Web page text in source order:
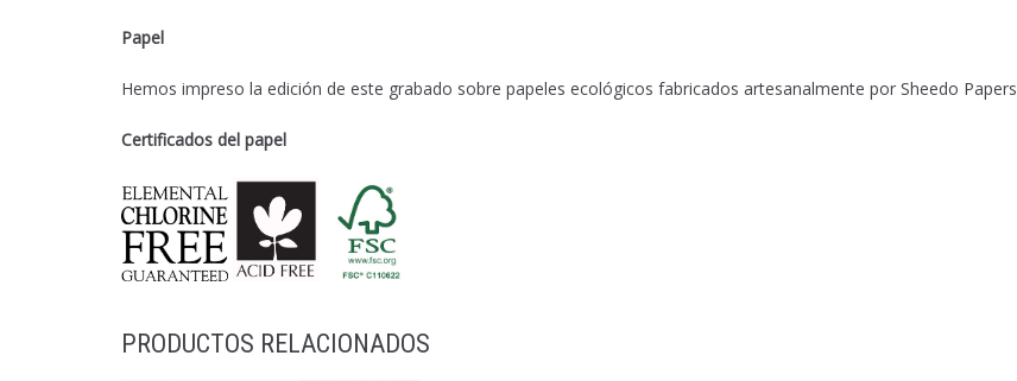
Papel
Hemos impreso la edición de este grabado sobre papeles ecológicos fabricados artesanalmente por Sheedo Papers
Certificados del papel
PRODUCTOS RELACIONADOS